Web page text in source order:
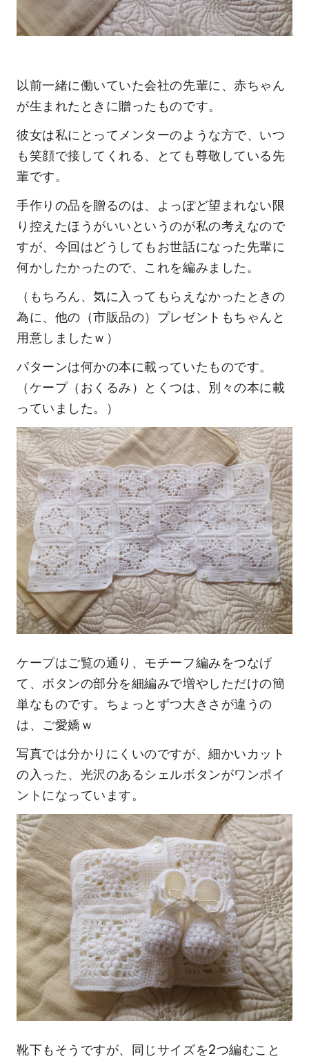
以前一緒に働いていた会社の先輩に、赤ちゃん
が生まれたときに贈ったものです。
彼女は私にとってメンターのような方で、いつ
も笑顔で接してくれる、とても尊敬している先
輩です。
手作りの品を贈るのは、よっぽど望まれない限
り控えたほうがいいというのが私の考えなので
すが、今回はどうしてもお世話になった先輩に
何かしたかったので、これを編みました。
（もちろん、気に入ってもらえなかったときの
為に、他の（市販品の）プレゼントもちゃんと
用意しましたｗ）
パターンは何かの本に載っていたものです。
（ケープ（おくるみ）とくつは、別々の本に載
っていました。）
ケープはご覧の通り、モチーフ編みをつなげ
て、ボタンの部分を細編みで増やしただけの簡
単なものです。ちょっとずつ大きさが違うの
は、ご愛嬌ｗ
写真では分かりにくいのですが、細かいカット
の入った、光沢のあるシェルボタンがワンポイ
ントになっています。
靴下もそうですが、同じサイズを2つ編むこと